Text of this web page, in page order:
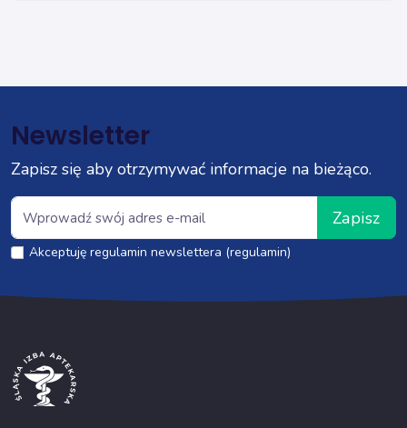
Newsletter
Zapisz się aby otrzymywać informacje na bieżąco.
Zapisz
Akceptuję regulamin newslettera (regulamin)